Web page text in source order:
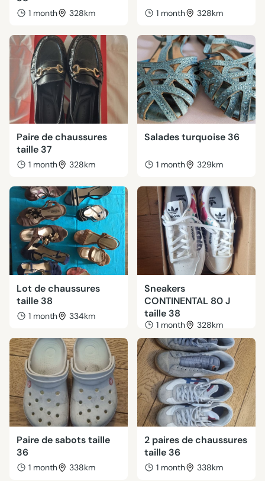
1 month 328km 1 month 328km
Paire de chaussures
taille 37
1 month 328km
Salades turquoise 36
1 month 329km
Lot de chaussures
taille 38
1 month 334km
Sneakers
CONTINENTAL 80 J
taille 38
1 month 328km
Paire de sabots taille
36
1 month 338km
2 paires de chaussures
taille 36
1 month 338km